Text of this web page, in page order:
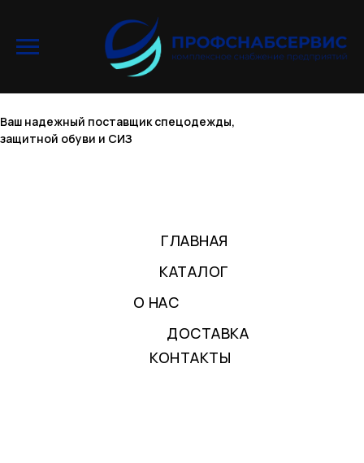
ГЛАВНАЯ
КАТАЛОГ
О НАС
ДОСТАВКА
КОНТАКТЫ
Ваш надежный поставщик спецодежды,
защитной обуви и СИЗ